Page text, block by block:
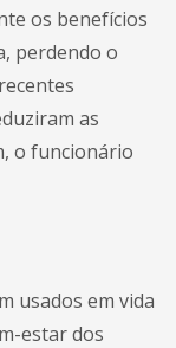
os benefícios
perdendo o
as
o funcionário
usados em vida
estar dos